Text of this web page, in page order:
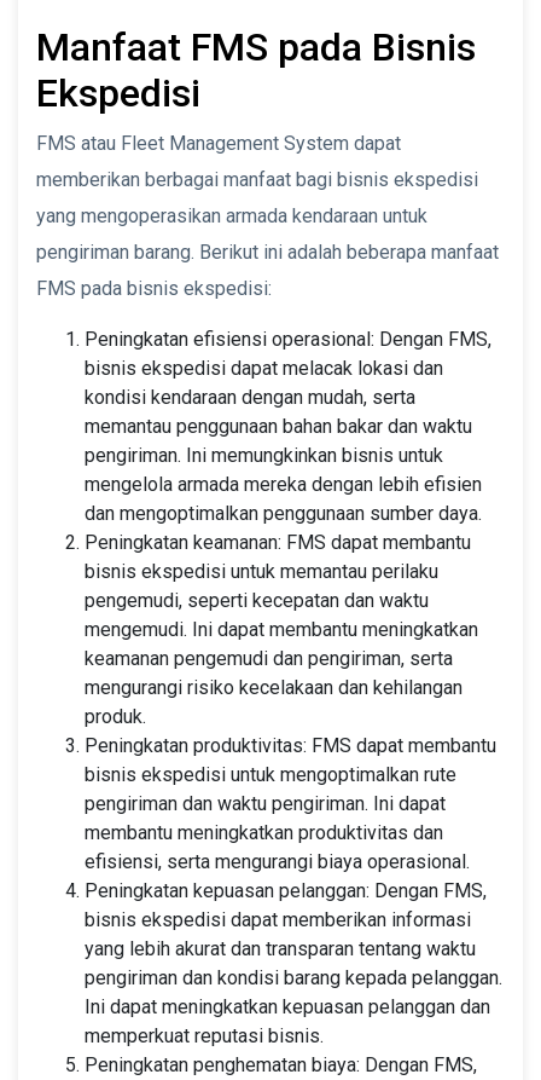
Manfaat FMS pada Bisnis
Ekspedisi
FMS atau Fleet Management System dapat
memberikan berbagai manfaat bagi bisnis ekspedisi
yang mengoperasikan armada kendaraan untuk
pengiriman barang. Berikut ini adalah beberapa manfaat
FMS pada bisnis ekspedisi:
Peningkatan efisiensi operasional: Dengan FMS,
bisnis ekspedisi dapat melacak lokasi dan
kondisi kendaraan dengan mudah, serta
memantau penggunaan bahan bakar dan waktu
pengiriman. Ini memungkinkan bisnis untuk
mengelola armada mereka dengan lebih efisien
dan mengoptimalkan penggunaan sumber daya.
Peningkatan keamanan: FMS dapat membantu
bisnis ekspedisi untuk memantau perilaku
pengemudi, seperti kecepatan dan waktu
mengemudi. Ini dapat membantu meningkatkan
keamanan pengemudi dan pengiriman, serta
mengurangi risiko kecelakaan dan kehilangan
produk.
Peningkatan produktivitas: FMS dapat membantu
bisnis ekspedisi untuk mengoptimalkan rute
pengiriman dan waktu pengiriman. Ini dapat
membantu meningkatkan produktivitas dan
efisiensi, serta mengurangi biaya operasional.
Peningkatan kepuasan pelanggan: Dengan FMS,
bisnis ekspedisi dapat memberikan informasi
yang lebih akurat dan transparan tentang waktu
pengiriman dan kondisi barang kepada pelanggan.
Ini dapat meningkatkan kepuasan pelanggan dan
memperkuat reputasi bisnis.
Peningkatan penghematan biaya: Dengan FMS,